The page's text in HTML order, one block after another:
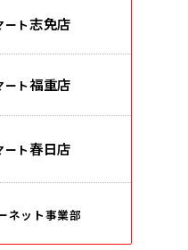
ート志免店
ート福重店
ート春日店
ネット事業部